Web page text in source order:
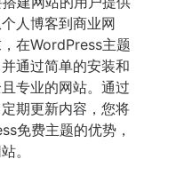
人博客到商业网
在WordPress主题
通过简单的安装和
专业的网站。通过
期更新内容，您将
免费主题的优势，
。